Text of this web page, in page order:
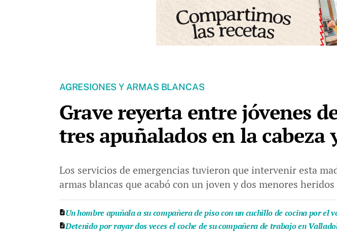
AGRESIONES Y ARMAS BLANCAS
Grave reyerta entre jóvenes
tres apuñalados en la cabeza
Los servicios de emergencias tuvieron que intervenir esta
armas blancas que acabó con un joven y dos menores heridos
Un hombre apuñala a su compañera de piso con un cuchillo de cocina por el
Detenido por rayar dos veces el coche de su compañera de trabajo en